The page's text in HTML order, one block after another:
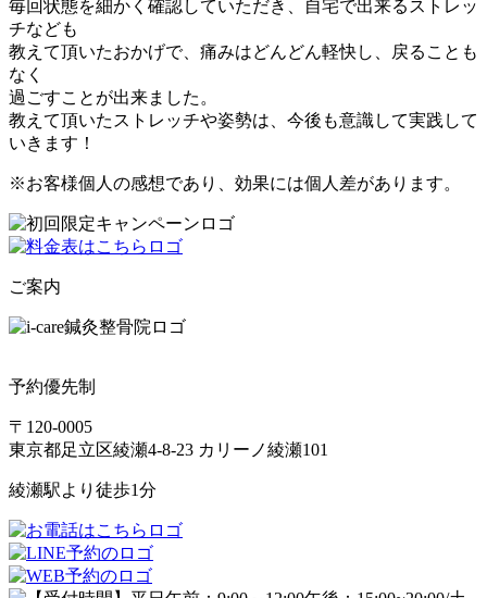
毎回状態を細かく確認していただき、自宅で出来るストレッ
チなども
教えて頂いたおかげで、痛みはどんどん軽快し、戻ることも
なく
過ごすことが出来ました。
教えて頂いたストレッチや姿勢は、今後も意識して実践して
いきます！
※お客様個人の感想であり、効果には個人差があります。
ご案内
予約優先制
〒120-0005
東京都足立区綾瀬4-8-23 カリーノ綾瀬101
綾瀬駅より徒歩1分